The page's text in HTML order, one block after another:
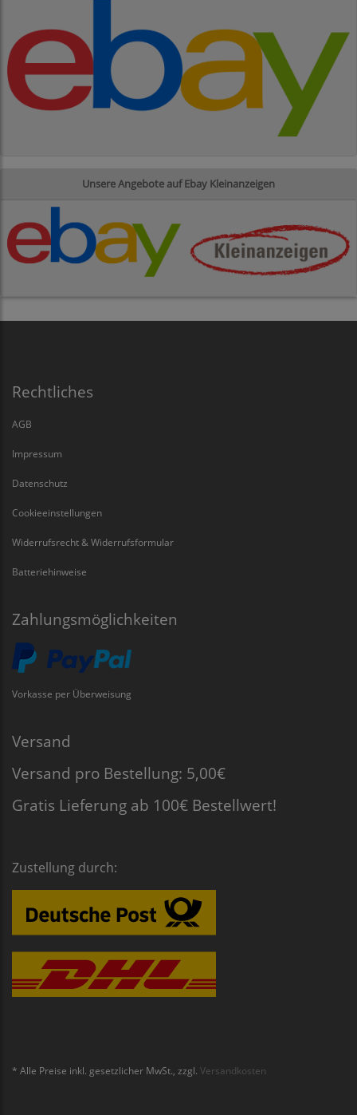
Unsere Angebote auf Ebay Kleinanzeigen
Rechtliches
AGB
Impressum
Datenschutz
Cookieeinstellungen
Widerrufsrecht & Widerrufsformular
Batteriehinweise
Zahlungsmöglichkeiten
Vorkasse per Überweisung
Versand
Versand pro Bestellung: 5,00€
Gratis Lieferung ab 100€ Bestellwert!
Zustellung durch:
* Alle Preise inkl. gesetzlicher MwSt., zzgl. Versandkosten